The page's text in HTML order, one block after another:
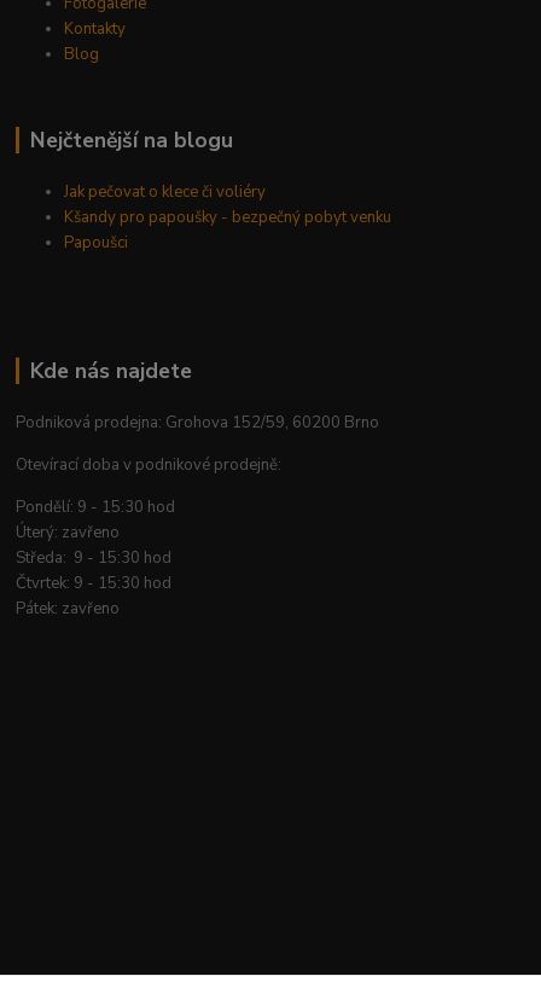
Kontakty
Blog
Nejčtenější na blogu
Jak pečovat o klece či voliéry
Kšandy pro papoušky - bezpečný pobyt venku
Papoušci
Kde nás najdete
Podniková prodejna: Grohova 152/59, 60200 Brno
Otevírací doba v podnikové prodejně:
Pondělí: 9 - 15:30 hod
Úterý: zavřeno
Středa: 9 - 15:30 hod
Čtvrtek: 9 - 15:30 hod
Pátek: zavřeno